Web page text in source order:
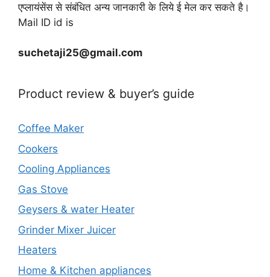
एप्लायंसेंस से संबंधित अन्य जानकारी के लिये ई मेल कर सकते है।
Mail ID id is
suchetaji25@gmail.com
Product review & buyer’s guide
Coffee Maker
Cookers
Cooling Appliances
Gas Stove
Geysers & water Heater
Grinder Mixer Juicer
Heaters
Home & Kitchen appliances